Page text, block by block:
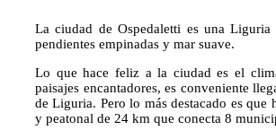
La ciudad de Ospedaletti es una Liguria
pendientes empinadas y mar suave.
Lo que hace feliz a la ciudad es el
paisajes encantadores, es conveniente
de Liguria. Pero lo más destacado es que
y peatonal de 24 km que conecta 8